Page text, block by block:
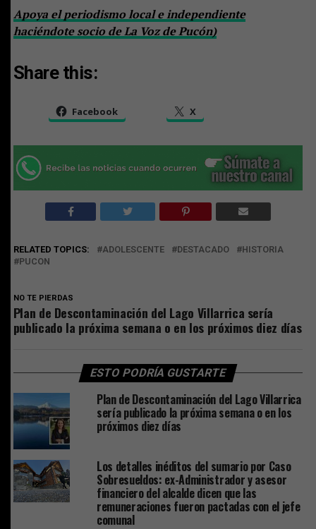
Apoya el periodismo local e independiente
haciéndote socio de La Voz de Pucón)
Share this:
Facebook X
RELATED TOPICS: ADOLESCENTE DESTACADO
HISTORIA
PUCON
NO TE PIERDAS
Plan de Descontaminación del Lago Villarrica sería
publicado la próxima semana o en los próximos diez días
ESTO PODRÍA GUSTARTE
Plan de Descontaminación del Lago Villarrica
sería publicado la próxima semana o en los
próximos diez días
Los detalles inéditos del sumario por Caso
Sobresueldos: ex-Administrador y asesor
financiero del alcalde dicen que las
remuneraciones fueron pactadas con el jefe
comunal